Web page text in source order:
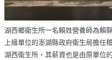
湖西鄉衛生所一名賴姓營養師為賴
上級單位的澎湖縣政府衛生局擔任
湖西衛生所，其薪資也是由原單位